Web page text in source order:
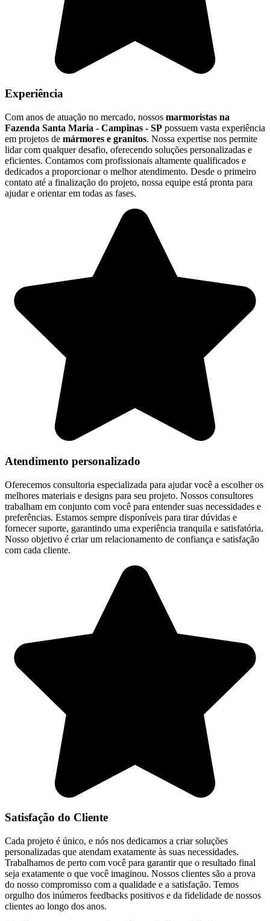
Experiência
Com anos de atuação no mercado, nossos marmoristas na
Fazenda Santa Maria - Campinas - SP possuem vasta experiência
em projetos de mármores e granitos. Nossa expertise nos permite
lidar com qualquer desafio, oferecendo soluções personalizadas e
eficientes. Contamos com profissionais altamente qualificados e
dedicados a proporcionar o melhor atendimento. Desde o primeiro
contato até a finalização do projeto, nossa equipe está pronta para
ajudar e orientar em todas as fases.
Atendimento personalizado
Oferecemos consultoria especializada para ajudar você a escolher os
melhores materiais e designs para seu projeto. Nossos consultores
trabalham em conjunto com você para entender suas necessidades e
preferências. Estamos sempre disponíveis para tirar dúvidas e
fornecer suporte, garantindo uma experiência tranquila e satisfatória.
Nosso objetivo é criar um relacionamento de confiança e satisfação
com cada cliente.
Satisfação do Cliente
Cada projeto é único, e nós nos dedicamos a criar soluções
personalizadas que atendam exatamente às suas necessidades.
Trabalhamos de perto com você para garantir que o resultado final
seja exatamente o que você imaginou. Nossos clientes são a prova
do nosso compromisso com a qualidade e a satisfação. Temos
orgulho dos inúmeros feedbacks positivos e da fidelidade de nossos
clientes ao longo dos anos.